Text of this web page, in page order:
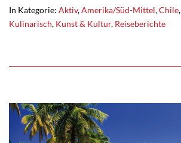
In Kategorie: Aktiv,Amerika/Süd-Mittel,Chile,
Kulinarisch, Kunst & Kultur, Reiseberichte